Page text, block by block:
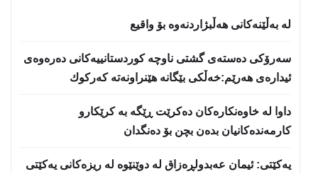
لە بەڵێنەکانی هەڵبژاردنەوە بۆ واقیع
سه‌رۆكی دەستەی گشتی ناوچە كوردستانییەكانی دەرەوەی
ئیدارەی هەرێم:خه‌ڵكی بێگانه‌ هێنراونه‌ته‌ كه‌ركوك
داوا لە خاوەنکارەکان دەکرێت ڕێگە بە کرێکارو
کارمەندەکانیان بدەن بچن بۆ دەنگدان
یه‌كێتی: ئیمان عه‌بدولڕه‌زاق له‌ دوێنێوه‌ له‌ ریزه‌كانی یه‌كێتی